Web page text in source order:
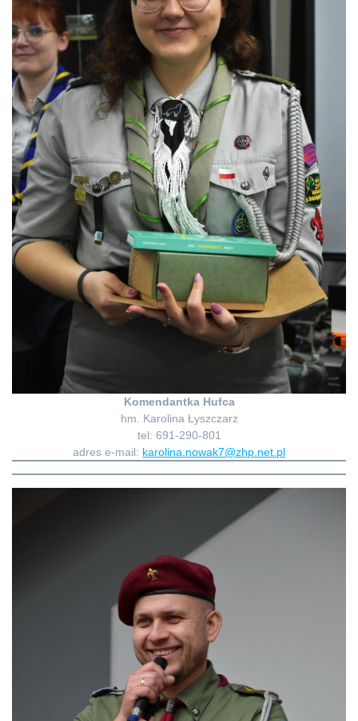
Komendantka Hufca
hm. Karolina Łyszczarz
tel: 691-290-801
adres e-mail: karolina.nowak7@zhp.net.pl